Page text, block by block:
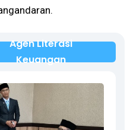
Agen Literasi
Keuangan